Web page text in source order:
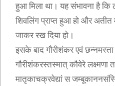
हुआ मिला था। यह संभावना है
शिवलिंग प्राप्त हुआ हो और
जाकर रख दिया हो।
इसके बाद गौरीशंकर एवं
गौरीशंकरस्तस्मात् कौवेरे लक्ष्मणा
मातृकाचक्रवेद्यां स